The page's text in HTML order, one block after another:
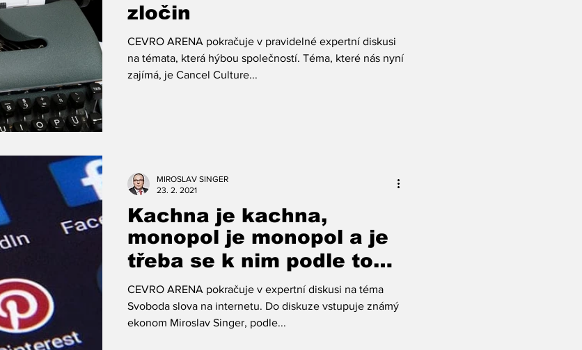
zločin
CEVRO ARENA pokračuje v pravidelné expertní diskusi
na témata, která hýbou společností. Téma, které nás nyní
zajímá, je Cancel Culture...
Kachna je kachna,
monopol je monopol a je
třeba se k nim podle toho
chovat i v oblasti digitálu
CEVRO ARENA pokračuje v expertní diskusi na téma
Svoboda slova na internetu. Do diskuze vstupuje známý
ekonom Miroslav Singer, podle...
MIROSLAV SINGER
23. 2. 2021